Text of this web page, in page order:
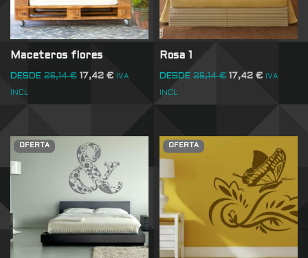
Maceteros flores
DESDE 26,14€ 17,42 € IVA
INCL
Rosa 1
DESDE 26,14€ 17,42€ IVA
INCL
OFERTA OFERTA